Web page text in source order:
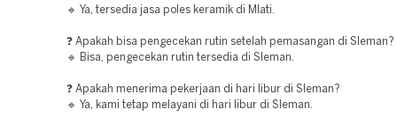
🔹 Ya, tersedia jasa poles keramik di Mlati.
❓ Apakah bisa pengecekan rutin setelah pemasangan di Sleman?
🔹 Bisa, pengecekan rutin tersedia di Sleman.
❓ Apakah menerima pekerjaan di hari libur di Sleman?
🔹 Ya, kami tetap melayani di hari libur di Sleman.